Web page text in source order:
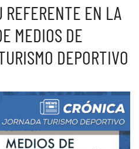
REFERENTE EN LA
MEDIOS DE
DEPORTIVO